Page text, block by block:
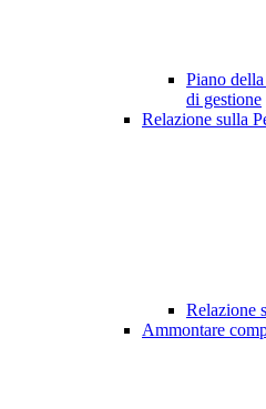
Piano
di gestione
Relazione sulla
Relazione
Ammontare